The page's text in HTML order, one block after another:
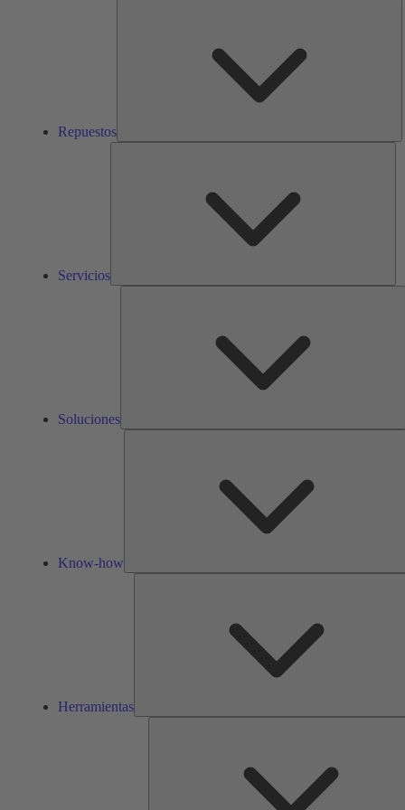
Repuestos
Servicios
Soluciones
Know-how
Herramientas